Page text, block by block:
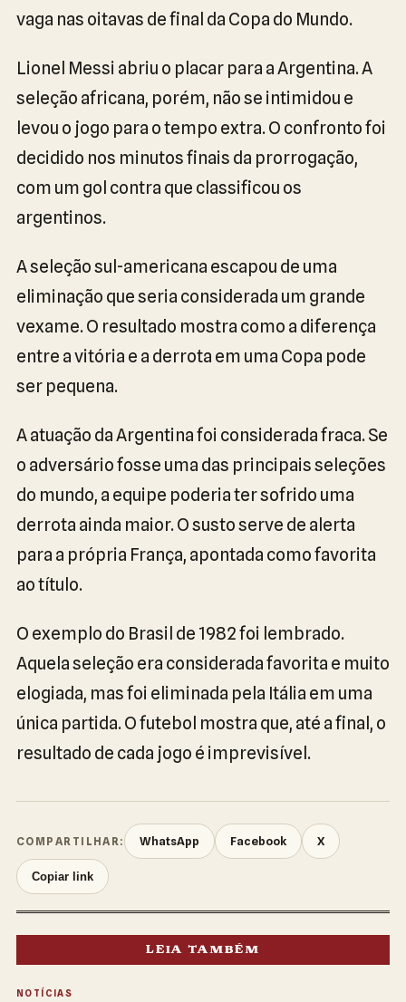
vaga nas oitavas de final da Copa do Mundo.
Lionel Messi abriu o placar para a Argentina. A
seleção africana, porém, não se intimidou e
levou o jogo para o tempo extra. O confronto foi
decidido nos minutos finais da prorrogação,
com um gol contra que classificou os
argentinos.
A seleção sul-americana escapou de uma
eliminação que seria considerada um grande
vexame. O resultado mostra como a diferença
entre a vitória e a derrota em uma Copa pode
ser pequena.
A atuação da Argentina foi considerada fraca. Se
o adversário fosse uma das principais seleções
do mundo, a equipe poderia ter sofrido uma
derrota ainda maior. O susto serve de alerta
para a própria França, apontada como favorita
ao título.
O exemplo do Brasil de 1982 foi lembrado.
Aquela seleção era considerada favorita e muito
elogiada, mas foi eliminada pela Itália em uma
única partida. O futebol mostra que, até a final, o
resultado de cada jogo é imprevisível.
COMPARTILHAR: WhatsApp Facebook X
Copiar link
LEIA TAMBÉM
NOTÍCIAS